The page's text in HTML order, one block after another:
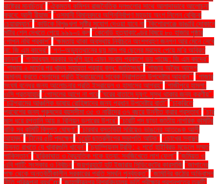
রাষ্ট্রের মানচিত্র" "ঐকমত্য কমিশন রাজনৈতিক দলগুলোর সাথে আলাদাভাবে আলোচনা
করবে: আলী রীয়াজ" "ওসমানী বিমানবন্দরে অগ্নিনির্বাপণ মহড়ায় অংশ নিলেন বেবিচক
চেয়ারম্যান" "কাউকে বিশৃঙ্খলা সৃষ্টির সুযোগ দেওয়া যাবে না "কিশোরগঞ্জে ভাঙারি দোকানে
মর্টার শেল দেখতে পেয়ে ৯৯৯-এ কল "কেনেডি হত্যাকাণ্ডের বিষয়ে ৮০ হাজার পৃষ্ঠার
গোপন নথি প্রকাশ" "ক্ষমতায় থাকা অবস্থায় নির্বাচনে অংশগ্রহণ জনগণ আর মেনে নেবে
না: জি এম কাদের" "গণ–অভ্যুত্থানের ছয় মাস পর ছেলের মরদেহ পেয়ে মা'র অবিরত
কান্না" "গণমাধ্যম সরকার অখুশি হবে এমন সংবাদ প্রকাশে ভয় পাচ্ছে: জি এম কাদের"
"গাজায় ২ মার্চের পর খাদ্য সহায়তা প্রবাহ বন্ধ: জাতিসংঘ" "গাজায় অবৈধ আদেশ
অমান্য করতে সেনাদের প্রতি ইসরায়েলের সাবেক নিরাপত্তা উপদেষ্টার আহ্বান"' "গাজার
সংঘর্ষ বন্ধের জন্য আলোচনার প্রতি ইসরায়েল ও হামাসের আগ্রহ" "গাজীপুরে হামলা:
ওসি প্রত্যাহার "গোসলের আগে না পরে "ঘরের বাতাসে দূষণ: সুস্থ থাকার জন্য করণীয়".
"চট্টগ্রামের আঞ্চলিক ভাষায় রোহিঙ্গাদের জন্য প্রধান উপদেষ্টার বার্তা" "চাকরিতে
প্রবেশের জন্য পুরুষদের বয়সসীমা ৩৫ ও নারীদের ৩৭ বছরে উন্নীত করার প্রস্তাব" "চার
মাস ধরে রপ্তানি আয় ৪ বিলিয়ন ডলারের উপরে" "চারটি পদ ছাড়া জাতীয় নাগরিক কমিটির
বাকি সব কমিটি বিলুপ্ত ঘোষণা" "চারবার বসতভিটা সরিয়েও ভাঙনের আতঙ্কে আলী
আহমদ" "চীনের ৫টি পদক্ষেপ "চুয়েট ছাত্রলীগের সভাপতি আটক" "চোখের স্বাস্থ্য
উন্নত রাখতে যে খাবারগুলি খাবেন" "চ্যাম্পিয়নস ট্রফি: ২ শর্তে হাইব্রিড মডেলে সম্মত
পাকিস্তান" "ছুরিকাঘাত ও বৈদ্যুতিক শকে হত্যা: সবজিখেতে লাশ ফেলা" "জমিয়ত ও
এবি পার্টি: সংস্কার ও নির্বাচন "জয়পুরহাটে হাট ইজারায় সিন্ডিকেটের কারসাজি "জাপানের
পক্ষ থেকে অন্তর্বর্তীকালীন সরকারের প্রতি সমর্থন পুনর্ব্যক্ত" "জার্মানির কঠোর অভিবাসন
নীতি পরিকল্পনা ব্যর্থ"m "জাহাঙ্গীরনগর বিশ্ববিদ্যালয় ভর্তি পরীক্ষার প্রশ্নপত্রে ত্রুটি: